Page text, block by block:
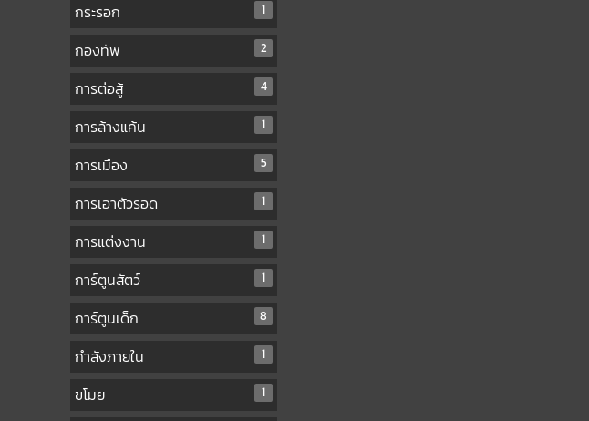
กระรอก 1
กองทัพ 2
การต่อสู้ 4
การล้างแค้น 1
การเมือง 5
การเอาตัวรอด 1
การแต่งงาน 1
การ์ตูนสัตว์ 1
การ์ตูนเด็ก 8
กำลังภายใน 1
ขโมย 1